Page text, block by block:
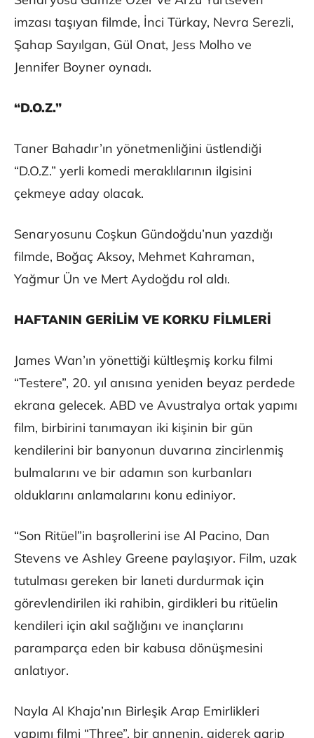
imzası taşıyan filmde, İnci Türkay, Nevra Serezli,
Şahap Sayılgan, Gül Onat, Jess Molho ve
Jennifer Boyner oynadı.
“D.O.Z.”
Taner Bahadır’ın yönetmenliğini üstlendiği
“D.O.Z.” yerli komedi meraklılarının ilgisini
çekmeye aday olacak.
Senaryosunu Coşkun Gündoğdu’nun yazdığı
filmde, Boğaç Aksoy, Mehmet Kahraman,
Yağmur Ün ve Mert Aydoğdu rol aldı.
HAFTANIN GERİLİM VE KORKU FİLMLERİ
James Wan’ın yönettiği kültleşmiş korku filmi
“Testere”, 20. yıl anısına yeniden beyaz perdede
ekrana gelecek. ABD ve Avustralya ortak yapımı
film, birbirini tanımayan iki kişinin bir gün
kendilerini bir banyonun duvarına zincirlenmiş
bulmalarını ve bir adamın son kurbanları
olduklarını anlamalarını konu ediniyor.
“Son Ritüel”in başrollerini ise Al Pacino, Dan
Stevens ve Ashley Greene paylaşıyor. Film, uzak
tutulması gereken bir laneti durdurmak için
görevlendirilen iki rahibin, girdikleri bu ritüelin
kendileri için akıl sağlığını ve inançlarını
paramparça eden bir kabusa dönüşmesini
anlatıyor.
Nayla Al Khaja’nın Birleşik Arap Emirlikleri
yapımı filmi “Three”, bir annenin, giderek garip